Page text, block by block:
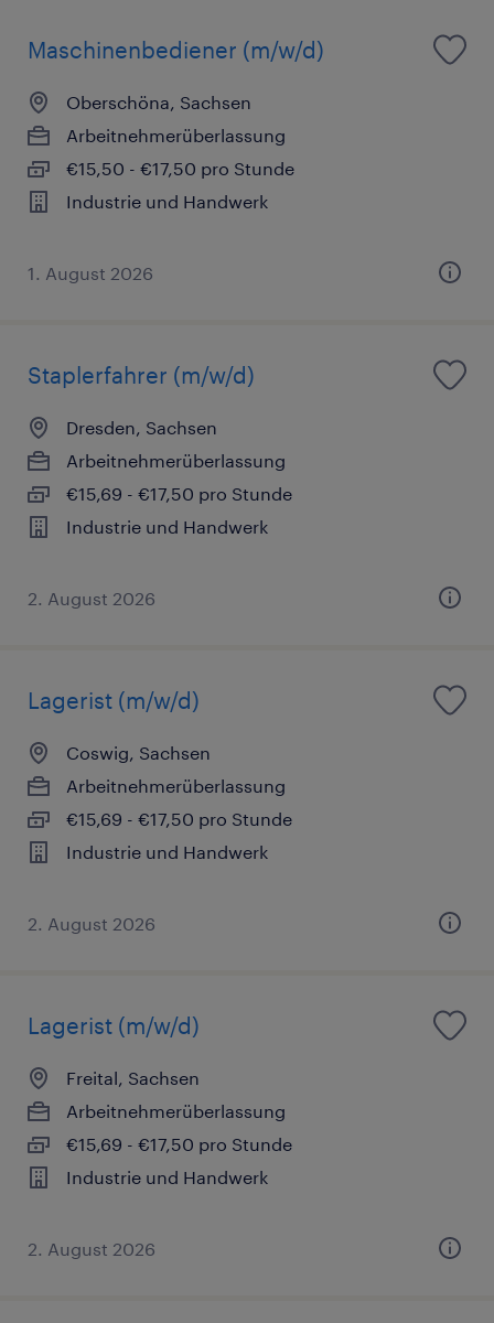
Maschinenbediener (m/w/d)
Oberschöna, Sachsen
Arbeitnehmerüberlassung
€15,50 - €17,50 pro Stunde
Industrie und Handwerk
1. August 2026
Staplerfahrer (m/w/d)
Dresden, Sachsen
Arbeitnehmerüberlassung
€15,69 - €17,50 pro Stunde
Industrie und Handwerk
2. August 2026
Lagerist (m/w/d)
Coswig, Sachsen
Arbeitnehmerüberlassung
€15,69 - €17,50 pro Stunde
Industrie und Handwerk
2. August 2026
Lagerist (m/w/d)
Freital, Sachsen
Arbeitnehmerüberlassung
€15,69 - €17,50 pro Stunde
Industrie und Handwerk
2. August 2026